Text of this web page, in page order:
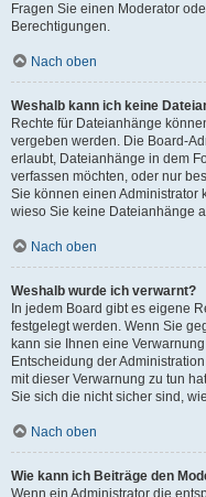
Fragen Sie einen Moderator
Berechtigungen.
Nach oben
Weshalb kann ich keine
Rechte für Dateianhänge
vergeben werden. Die Board-
erlaubt, Dateianhänge in dem
verfassen möchten, oder nur
Sie können einen Administrator
wieso Sie keine Dateianhänge
Nach oben
Weshalb wurde ich verwarnt?
In jedem Board gibt es eigene
festgelegt werden. Wenn Sie
kann sie Ihnen eine
Entscheidung der
mit dieser Verwarnung zu tun
Sie sich die nicht sicher sind,
Nach oben
Wie kann ich Beiträge den
Wenn ein Administrator die